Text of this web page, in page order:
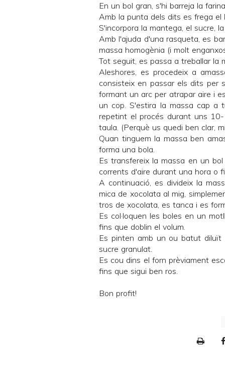
En un bol gran, s'hi barreja la
Amb la punta dels dits es frega el
S'incorpora la mantega, el sucre,
Amb l'ajuda d'una rasqueta, es
massa homogènia (i molt
Tot seguit, es passa a treballar la
Aleshores, es procedeix a
consisteix en passar els dits per
formant un arc per atrapar aire i
un cop. S'estira la massa cap a
repetint el procés durant uns
taula. (Perquè us quedi ben clar,
Quan tinguem la massa ben
forma una bola.
Es transfereix la massa en un
corrents d'aire durant una hora o
A continuació, es divideix la
mica de xocolata al mig,
tros de xocolata, es tanca i es
Es col·loquen les boles en un
fins que doblin el volum.
Es pinten amb un ou batut diluït
sucre granulat.
Es cou dins el forn prèviament
fins que sigui ben ros.
Bon profit!